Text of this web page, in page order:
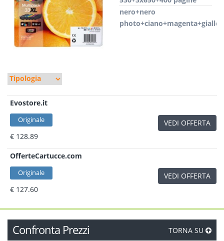
nero+nero
photo+ciano+magenta+giallo
Evostore.it
Originale
€ 128.89
VEDI OFFERTA
OfferteCartucce.com
Originale
€ 127.60
VEDI OFFERTA
Confronta Prezzi TORNA SU